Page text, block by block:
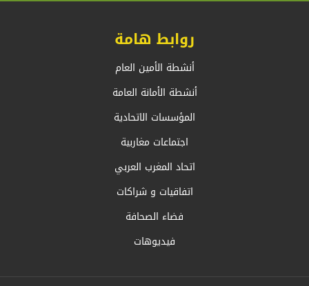
روابط هامة
أنشطة الأمين العام
أنشطة الأمانة العامة
المؤسسات الاتحادية
اجتماعات مغاربية
اتحاد المغرب العربي
اتفاقيات و شراكات
فضاء الصحافة
فيديوهات